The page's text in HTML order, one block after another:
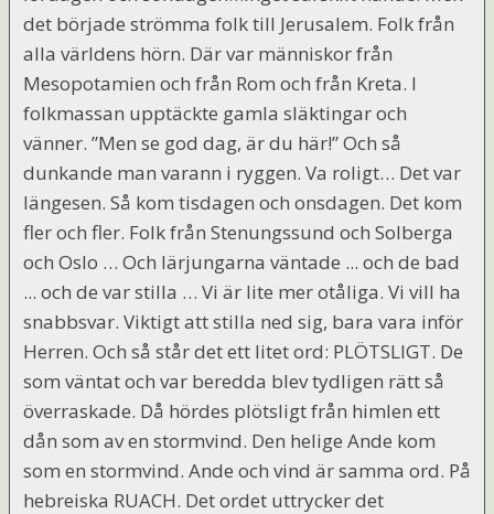
det började strömma folk till Jerusalem. Folk från
alla världens hörn. Där var människor från
Mesopotamien och från Rom och från Kreta. I
folkmassan upptäckte gamla släktingar och
vänner. ”Men se god dag, är du här!” Och så
dunkande man varann i ryggen. Va roligt… Det var
längesen. Så kom tisdagen och onsdagen. Det kom
fler och fler. Folk från Stenungssund och Solberga
och Oslo … Och lärjungarna väntade ... och de bad
... och de var stilla … Vi är lite mer otåliga. Vi vill ha
snabbsvar. Viktigt att stilla ned sig, bara vara inför
Herren. Och så står det ett litet ord: PLÖTSLIGT. De
som väntat och var beredda blev tydligen rätt så
överraskade. Då hördes plötsligt från himlen ett
dån som av en stormvind. Den helige Ande kom
som en stormvind. Ande och vind är samma ord. På
hebreiska RUACH. Det ordet uttrycker det